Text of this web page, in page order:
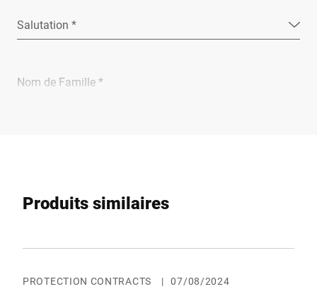
Salutation *
Nom de Famille *
E-Mail *
Téléphone *
Produits similaires
PROTECTION CONTRACTS | 07/08/2024